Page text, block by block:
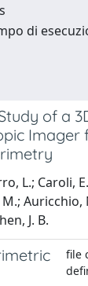
di
of a
Imager
L.; Caroli,
Auricchio,
J. B.
file